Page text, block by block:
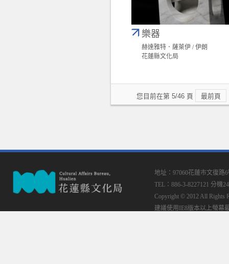
樂器
赫達雅特．薩萊伊 / 伊朗
花蓮縣文化局
您目前在第 5/46 頁 最前頁
地址：97060花蓮市文復路
TEL：886-3-8227121 分機
Copyright © 2012 All Rights
建議使用IE8版本以上螢幕